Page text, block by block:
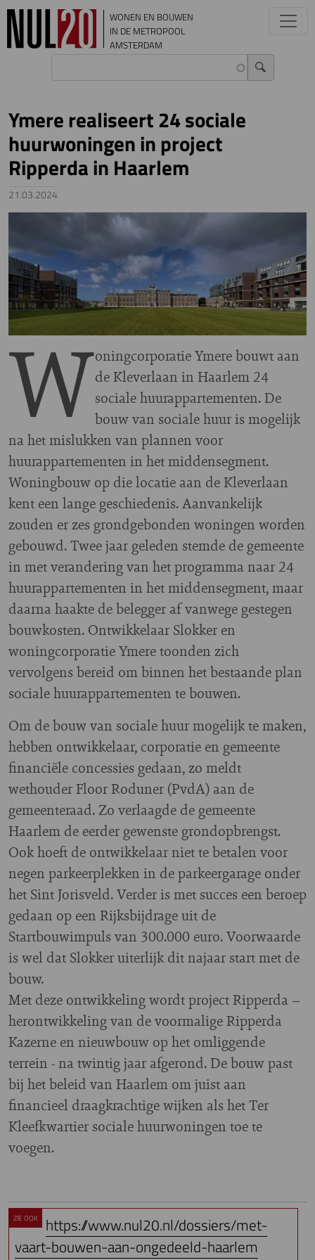
Overslaan en naar de inhoud gaan
WONEN EN BOUWEN
IN DE METROPOOL
AMSTERDAM
Ymere realiseert 24 sociale
huurwoningen in project
Ripperda in Haarlem
21.03.2024
Woningcorporatie Ymere bouwt aan
de Kleverlaan in Haarlem 24
sociale huurappartementen. De
bouw van sociale huur is mogelijk
na het mislukken van plannen voor
huurappartementen in het middensegment.
Woningbouw op die locatie aan de Kleverlaan
kent een lange geschiedenis. Aanvankelijk
zouden er zes grondgebonden woningen worden
gebouwd. Twee jaar geleden stemde de gemeente
in met verandering van het programma naar 24
huurappartementen in het middensegment, maar
daarna haakte de belegger af vanwege gestegen
bouwkosten. Ontwikkelaar Slokker en
woningcorporatie Ymere toonden zich
vervolgens bereid om binnen het bestaande plan
sociale huurappartementen te bouwen.
Om de bouw van sociale huur mogelijk te maken,
hebben ontwikkelaar, corporatie en gemeente
financiële concessies gedaan, zo meldt
wethouder Floor Roduner (PvdA) aan de
gemeenteraad. Zo verlaagde de gemeente
Haarlem de eerder gewenste grondopbrengst.
Ook hoeft de ontwikkelaar niet te betalen voor
negen parkeerplekken in de parkeergarage onder
het Sint Jorisveld. Verder is met succes een beroep
gedaan op een Rijksbijdrage uit de
Startbouwimpuls van 300.000 euro. Voorwaarde
is wel dat Slokker uiterlijk dit najaar start met de
bouw.
Met deze ontwikkeling wordt project Ripperda –
herontwikkeling van de voormalige Ripperda
Kazerne en nieuwbouw op het omliggende
terrein - na twintig jaar afgerond. De bouw past
bij het beleid van Haarlem om juist aan
financieel draagkrachtige wijken als het Ter
Kleefkwartier sociale huurwoningen toe te
voegen.
ZIE OOK
https://www.nul20.nl/dossiers/met-
vaart-bouwen-aan-ongedeeld-haarlem